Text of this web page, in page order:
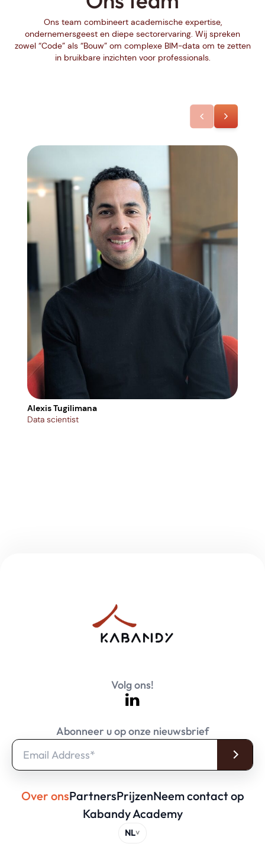
Ons team combineert academische expertise,
ondernemersgeest en diepe sectorervaring. Wij spreken
zowel “Code” als “Bouw” om complexe BIM-data om te zetten
in bruikbare inzichten voor professionals.
Alexis Tugilimana
Data scientist
next slide
Volg ons!
Abonneer u op onze nieuwsbrief
Over onsPartnersPrijzenNeem contact op
Kabandy Academy